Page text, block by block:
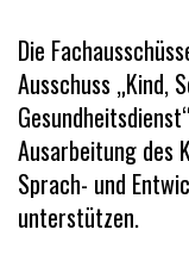
Die
Ausschuss „Kind,
Ausarbeitung des
Sprach- und
unterstützen.